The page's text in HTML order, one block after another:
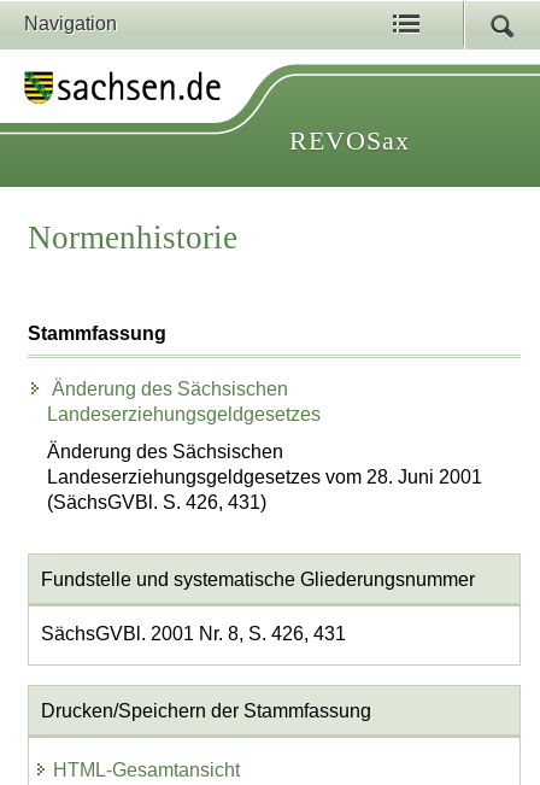
Navigation
REVOSax
Normenhistorie
Stammfassung
Änderung des Sächsischen
Landeserziehungsgeldgesetzes
Änderung des Sächsischen
Landeserziehungsgeldgesetzes vom 28. Juni 2001
(SächsGVBl. S. 426, 431)
Fundstelle und systematische Gliederungsnummer
SächsGVBl. 2001 Nr. 8, S. 426, 431
Drucken/Speichern der Stammfassung
HTML-Gesamtansicht